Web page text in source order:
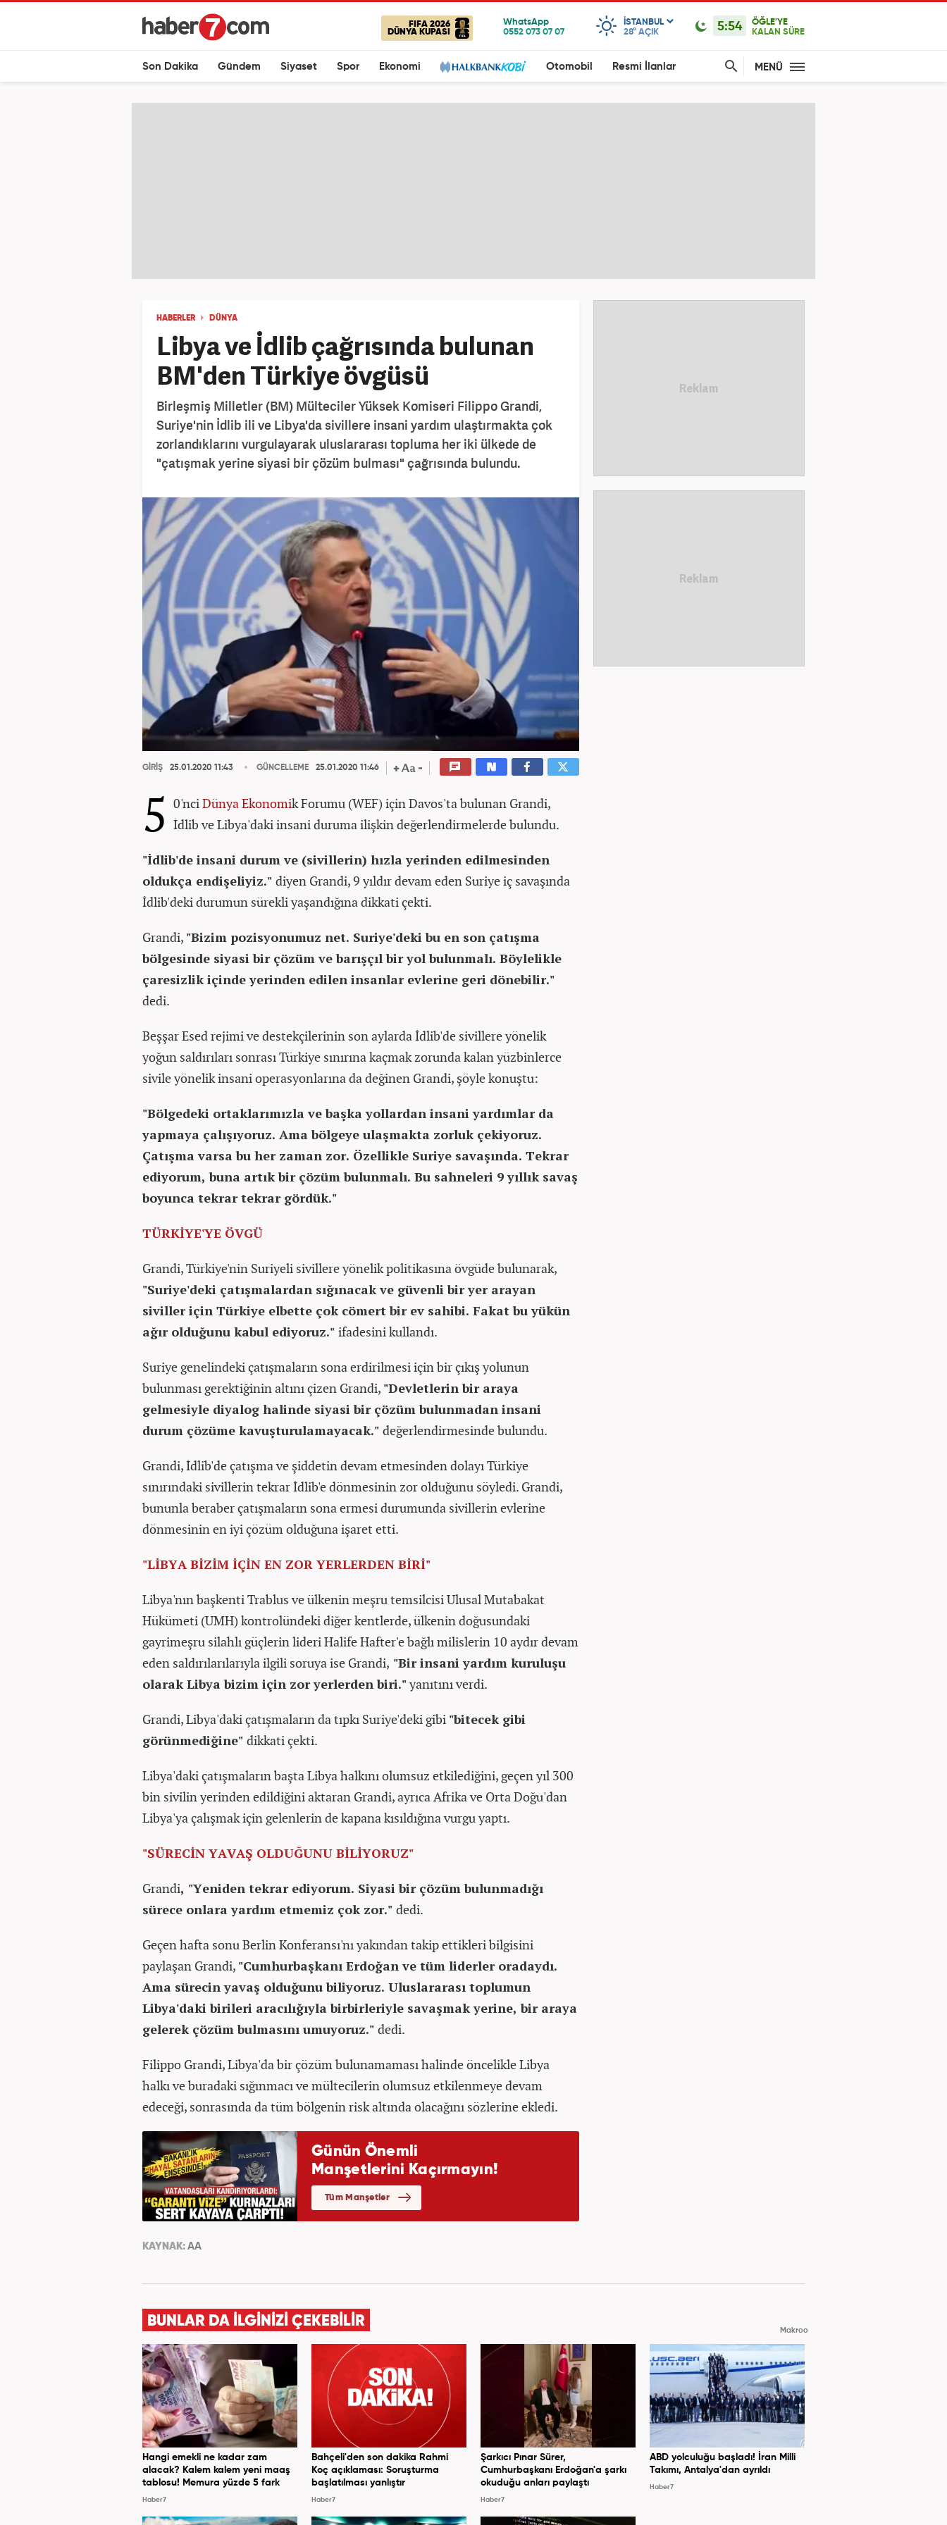
FIFA 2026
DÜNYA KUPASI
ISTANBUL
28° AÇIK 5:54
ÖĞLE'YE
KALAN SÜRE
Son Dakika Gündem Siyaset Spor Ekonomi Otomobil Resmi İlanlar MENÜ
HABERLER DÜNYA
Libya ve İdlib çağrısında bulunan
BM'den Türkiye övgüsü
Birleşmiş Milletler (BM) Mülteciler Yüksek Komiseri Filippo Grandi,
Suriye'nin İdlib ili ve Libya'da sivillere insani yardım ulaştırmakta çok
zorlandıklarını vurgulayarak uluslararası topluma her iki ülkede de
"çatışmak yerine siyasi bir çözüm bulması" çağrısında bulundu.
GİRİŞ 25.01.2020 11:43 GÜNCELLEME 25.01.2020 11:46
5 0'nciDünyaEkonomik Forumu (WEF) için Davos'ta bulunan Grandi,
İdlib ve Libya'daki insani duruma ilişkin değerlendirmelerde bulundu.
"İdlib'de insani durum ve (sivillerin) hızla yerinden edilmesinden
oldukça endişeliyiz." diyen Grandi, 9 yıldır devam eden Suriye iç savaşında
İdlib'deki durumun sürekli yaşandığına dikkati çekti.
Grandi, "Bizim pozisyonumuz net. Suriye'deki bu en son çatışma
bölgesinde siyasi bir çözüm ve barışçıl bir yol bulunmalı. Böylelikle
çaresizlik içinde yerinden edilen insanlar evlerine geri dönebilir."
dedi.
Beşşar Esed rejimi ve destekçilerinin son aylarda İdlib'de sivillere yönelik
yoğun saldırıları sonrası Türkiye sınırına kaçmak zorunda kalan yüzbinlerce
sivile yönelik insani operasyonlarına da değinen Grandi, şöyle konuştu:
"Bölgedeki ortaklarımızla ve başka yollardan insani yardımlar da
yapmaya çalışıyoruz. Ama bölgeye ulaşmakta zorluk çekiyoruz.
Çatışma varsa bu her zaman zor. Özellikle Suriye savaşında. Tekrar
ediyorum, buna artık bir çözüm bulunmalı. Bu sahneleri 9 yıllık savaş
boyunca tekrar tekrar gördük."
TÜRKİYE'YE ÖVGÜ
Grandi, Türkiye'nin Suriyeli sivillere yönelik politikasına övgüde bulunarak,
"Suriye'deki çatışmalardan sığınacak ve güvenli bir yer arayan
siviller için Türkiye elbette çok cömert bir ev sahibi. Fakat bu yükün
ağır olduğunu kabul ediyoruz." ifadesini kullandı.
Suriye genelindeki çatışmaların sona erdirilmesi için bir çıkış yolunun
bulunması gerektiğinin altını çizen Grandi, "Devletlerin bir araya
gelmesiyle diyalog halinde siyasi bir çözüm bulunmadan insani
durum çözüme kavuşturulamayacak." değerlendirmesinde bulundu.
Grandi, İdlib'de çatışma ve şiddetin devam etmesinden dolayı Türkiye
sınırındaki sivillerin tekrar İdlib'e dönmesinin zor olduğunu söyledi. Grandi,
bununla beraber çatışmaların sona ermesi durumunda sivillerin evlerine
dönmesinin en iyi çözüm olduğuna işaret etti.
"LİBYA BİZİM İÇİN EN ZOR YERLERDEN BİRİ"
Libya'nın başkenti Trablus ve ülkenin meşru temsilcisi Ulusal Mutabakat
Hükümeti (UMH) kontrolündeki diğer kentlerde, ülkenin doğusundaki
gayrimeşru silahlı güçlerin lideri Halife Hafter'e bağlı milislerin 10 aydır devam
eden saldırılarılarıyla ilgili soruya ise Grandi, "Bir insani yardım kuruluşu
olarak Libya bizim için zor yerlerden biri."yanıtını verdi.
Grandi, Libya'daki çatışmaların da tıpkı Suriye'deki gibi "bitecek gibi
görünmediğine" dikkati çekti.
Libya'daki çatışmaların başta Libya halkını olumsuz etkilediğini, geçen yıl 300
bin sivilin yerinden edildiğini aktaran Grandi, ayrıca Afrika ve Orta Doğu'dan
Libya'ya çalışmak için gelenlerin de kapana kısıldığına vurgu yaptı.
"SÜRECİN YAVAŞ OLDUĞUNU BİLİYORUZ"
Grandi, "Yeniden tekrar ediyorum. Siyasi bir çözüm bulunmadığı
sürece onlara yardım etmemiz çok zor." dedi.
Geçen hafta sonu Berlin Konferansı'nı yakından takip ettikleri bilgisini
paylaşan Grandi, "Cumhurbaşkanı Erdoğan ve tüm liderler oradaydı.
Ama sürecin yavaş olduğunu biliyoruz. Uluslararası toplumun
Libya'daki birileri aracılığıyla birbirleriyle savaşmak yerine, bir araya
gelerek çözüm bulmasını umuyoruz." dedi.
Filippo Grandi, Libya'da bir çözüm bulunamaması halinde öncelikle Libya
halkı ve buradaki sığınmacı ve mültecilerin olumsuz etkilenmeye devam
edeceği, sonrasında da tüm bölgenin risk altında olacağını sözlerine ekledi.
KAYNAK: AA
BUNLAR DA İLGİNİZİ ÇEKEBİLİR
Makroo
Hangi emekli ne kadar zam
alacak? Kalem kalem yeni maaş
tablosu! Memura yüzde 5 fark
Haber7
Bahçeli'den son dakika Rahmi
Koç açıklaması: Soruşturma
başlatılması yanlıştır
Haber7
Şarkıcı Pınar Sürer,
Cumhurbaşkanı Erdoğan'a şarkı
okuduğu anları paylaştı
Haber7
ABD yolculuğu başladı! İran Milli
Takımı, Antalya'dan ayrıldı
Haber7